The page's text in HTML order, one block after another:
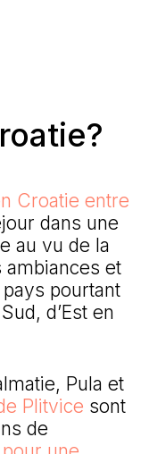
Croatie entre
dans une
au vu de la
ambiances et
pourtant
d’Est en
Pula et
Plitvice sont
de